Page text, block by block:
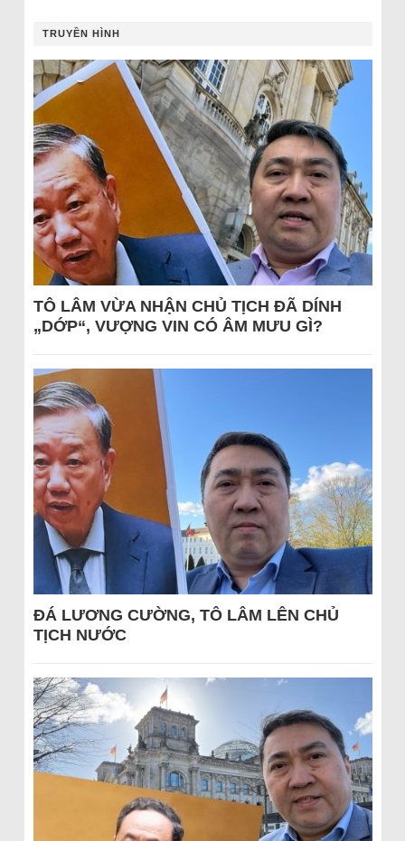
TRUYỀN HÌNH
TÔ LÂM VỪA NHẬN CHỦ TỊCH ĐÃ DÍNH
„DỚP“, VƯỢNG VIN CÓ ÂM MƯU GÌ?
ĐÁ LƯƠNG CƯỜNG, TÔ LÂM LÊN CHỦ
TỊCH NƯỚC